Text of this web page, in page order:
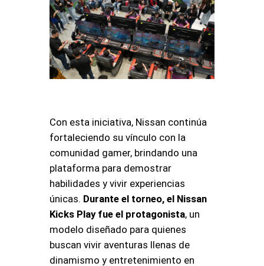
Con esta iniciativa, Nissan continúa
fortaleciendo su vínculo con la
comunidad gamer, brindando una
plataforma para demostrar
habilidades y vivir experiencias
únicas. Durante el torneo, el Nissan
Kicks Play fue el protagonista, un
modelo diseñado para quienes
buscan vivir aventuras llenas de
dinamismo y entretenimiento en